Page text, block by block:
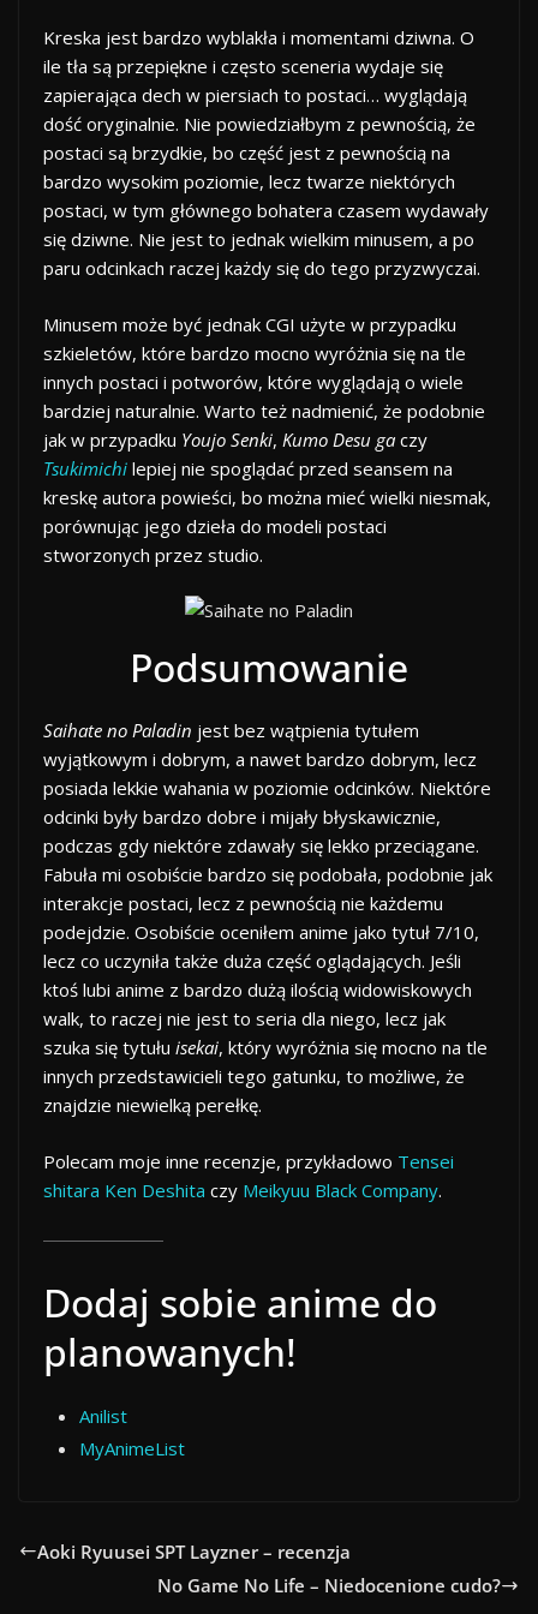
Kreska jest bardzo wyblakła i momentami dziwna. O
ile tła są przepiękne i często sceneria wydaje się
zapierająca dech w piersiach to postaci… wyglądają
dość oryginalnie. Nie powiedziałbym z pewnością, że
postaci są brzydkie, bo część jest z pewnością na
bardzo wysokim poziomie, lecz twarze niektórych
postaci, w tym głównego bohatera czasem wydawały
się dziwne. Nie jest to jednak wielkim minusem, a po
paru odcinkach raczej każdy się do tego przyzwyczai.
Minusem może być jednak CGI użyte w przypadku
szkieletów, które bardzo mocno wyróżnia się na tle
innych postaci i potworów, które wyglądają o wiele
bardziej naturalnie. Warto też nadmienić, że podobnie
jak w przypadku Youjo Senki, Kumo Desu ga czy
Tsukimichi lepiej nie spoglądać przed seansem na
kreskę autora powieści, bo można mieć wielki niesmak,
porównując jego dzieła do modeli postaci
stworzonych przez studio.
Podsumowanie
Saihate no Paladin jest bez wątpienia tytułem
wyjątkowym i dobrym, a nawet bardzo dobrym, lecz
posiada lekkie wahania w poziomie odcinków. Niektóre
odcinki były bardzo dobre i mijały błyskawicznie,
podczas gdy niektóre zdawały się lekko przeciągane.
Fabuła mi osobiście bardzo się podobała, podobnie jak
interakcje postaci, lecz z pewnością nie każdemu
podejdzie. Osobiście oceniłem anime jako tytuł 7/10,
lecz co uczyniła także duża część oglądających. Jeśli
ktoś lubi anime z bardzo dużą ilością widowiskowych
walk, to raczej nie jest to seria dla niego, lecz jak
szuka się tytułu isekai, który wyróżnia się mocno na tle
innych przedstawicieli tego gatunku, to możliwe, że
znajdzie niewielką perełkę.
Polecam moje inne recenzje, przykładowo Tensei
shitara Ken Deshita czy Meikyuu Black Company.
Dodaj sobie anime do
planowanych!
Anilist
MyAnimeList
Aoki Ryuusei SPT Layzner – recenzja
No Game No Life – Niedocenione cudo?